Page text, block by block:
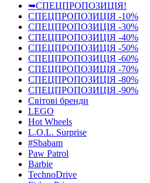
➥СПЕЦПРОПОЗИЦІЯ!
СПЕЦПРОПОЗИЦІЯ -10%
СПЕЦПРОПОЗИЦІЯ -30%
СПЕЦПРОПОЗИЦІЯ -40%
СПЕЦПРОПОЗИЦІЯ -50%
СПЕЦПРОПОЗИЦІЯ -60%
СПЕЦПРОПОЗИЦІЯ -70%
СПЕЦПРОПОЗИЦІЯ -80%
СПЕЦПРОПОЗИЦІЯ -90%
Світові бренди
LEGO
Hot Wheels
L.O.L. Surprise
#Sbabam
Paw Patrol
Barbie
TechnoDrive